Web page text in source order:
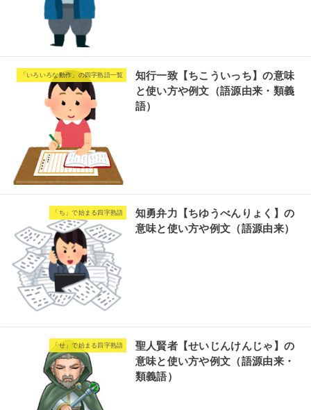
「いろいろな動作」の四字熟語一覧
知行一致【ちこういっち】の意味
と使い方や例文（語源由来・類義
語）
「ち」で始まる四字熟語
知勇弁力【ちゆうべんりょく】の
意味と使い方や例文（語源由来）
「せ」で始まる四字熟語
聖人賢者【せいじんけんじゃ】の
意味と使い方や例文（語源由来・
類義語）